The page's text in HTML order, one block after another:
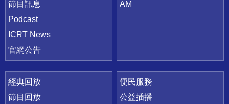
節目訊息
Podcast
ICRT News
官網公告
AM
經典回放
節目回放
便民服務
公益插播